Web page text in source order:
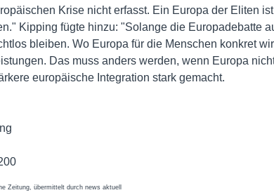
Krise nicht erfasst. Ein Europa der Eliten
Kipping fügte hinzu: "Solange die Europadebatte
bleiben. Wo Europa für die Menschen konkret
Das muss anders werden, wenn Europa
europäische Integration stark gemacht.
Zeitung, übermittelt durch news aktuell